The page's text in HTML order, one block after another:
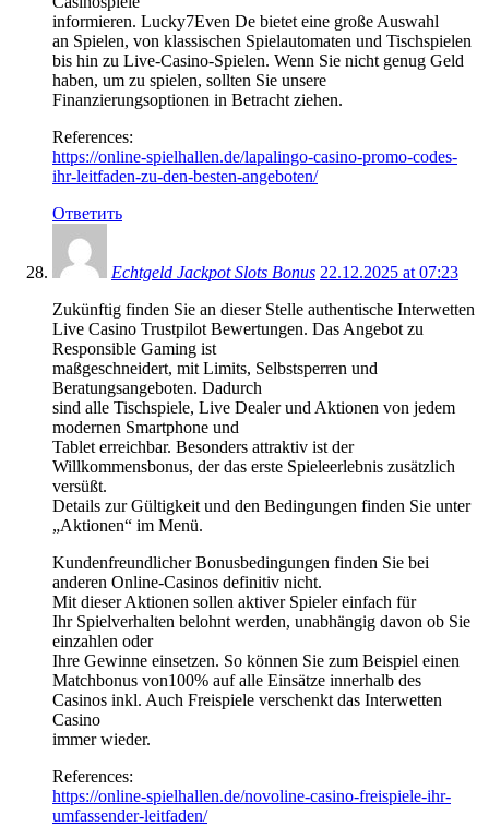
informieren. Lucky7Even De bietet eine große Auswahl
an Spielen, von klassischen Spielautomaten und Tischspielen
bis hin zu Live-Casino-Spielen. Wenn Sie nicht genug Geld
haben, um zu spielen, sollten Sie unsere
Finanzierungsoptionen in Betracht ziehen.
References:
https://online-spielhallen.de/lapalingo-casino-promo-codes-
ihr-leitfaden-zu-den-besten-angeboten/
Ответить
Echtgeld Jackpot Slots Bonus 22.12.2025 at 07:23
Zukünftig finden Sie an dieser Stelle authentische Interwetten
Live Casino Trustpilot Bewertungen. Das Angebot zu
Responsible Gaming ist
maßgeschneidert, mit Limits, Selbstsperren und
Beratungsangeboten. Dadurch
sind alle Tischspiele, Live Dealer und Aktionen von jedem
modernen Smartphone und
Tablet erreichbar. Besonders attraktiv ist der
Willkommensbonus, der das erste Spieleerlebnis zusätzlich
versüßt.
Details zur Gültigkeit und den Bedingungen finden Sie unter
„Aktionen“ im Menü.
Kundenfreundlicher Bonusbedingungen finden Sie bei
anderen Online-Casinos definitiv nicht.
Mit dieser Aktionen sollen aktiver Spieler einfach für
Ihr Spielverhalten belohnt werden, unabhängig davon ob Sie
einzahlen oder
Ihre Gewinne einsetzen. So können Sie zum Beispiel einen
Matchbonus von100% auf alle Einsätze innerhalb des
Casinos inkl. Auch Freispiele verschenkt das Interwetten
Casino
immer wieder.
References:
https://online-spielhallen.de/novoline-casino-freispiele-ihr-
umfassender-leitfaden/